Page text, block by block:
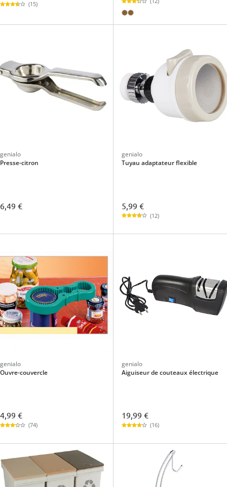
(15)
genialo
Presse-citron
6,49 €
genialo
Tuyau adaptateur flexible
5,99 €
(12)
genialo
Ouvre-couvercle
4,99 €
(74)
genialo
Aiguiseur de couteaux électrique
19,99 €
(16)